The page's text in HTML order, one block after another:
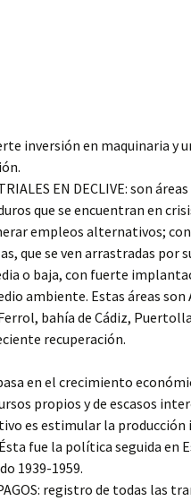
inversión en maquinaria y
EN DECLIVE: son
que se encuentran en
empleos alternativos;
que se ven arrastradas por
o baja, con fuerte
ambiente. Estas áreas son
bahía de Cádiz,
recuperación.
en el crecimiento
propios y de escasos
es estimular la
fue la política seguida en
1939-1959.
registro de todas las